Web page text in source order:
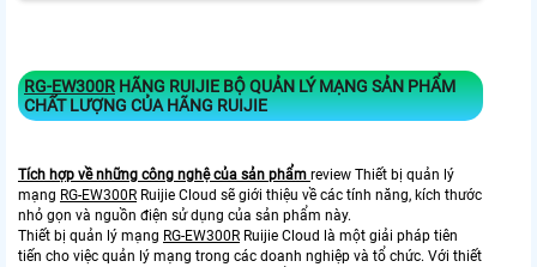
RG-EW300RHÃNG RUIJIE BỘ QUẢN LÝ MẠNG SẢN PHẨM
CHẤT LƯỢNG CỦA HÃNG RUIJIE
Tích hợp về những công nghệ của sản phẩm review Thiết bị quản lý
mạng RG-EW300R Ruijie Cloud sẽ giới thiệu về các tính năng, kích thước
nhỏ gọn và nguồn điện sử dụng của sản phẩm này.
Thiết bị quản lý mạng RG-EW300R Ruijie Cloud là một giải pháp tiên
tiến cho việc quản lý mạng trong các doanh nghiệp và tổ chức. Với thiết